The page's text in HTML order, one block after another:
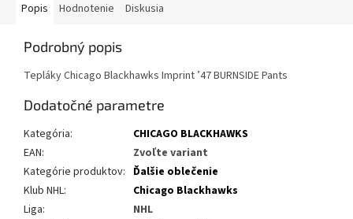
Popis Hodnotenie Diskusia
Podrobný popis
Tepláky Chicago Blackhawks Imprint ’47 BURNSIDE Pants
Dodatočné parametre
Kategória:
CHICAGO BLACKHAWKS
EAN:
Zvoľte variant
Kategórie produktov: Ďalšie oblečenie
Klub NHL:
Chicago Blackhawks
Liga:
NHL